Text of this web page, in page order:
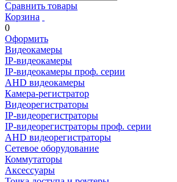
Сравнить товары
Корзина
0
Оформить
Видеокамеры
IP-видеокамеры
IP-видеокамеры проф. серии
AHD видеокамеры
Камера-регистратор
Видеорегистраторы
IP-видеорегистраторы
IP-видеорегистраторы проф. серии
AHD видеорегистраторы
Сетевое оборудование
Коммутаторы
Аксессуары